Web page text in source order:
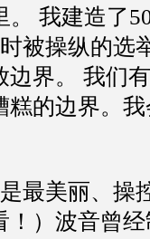
。 我建造了
被操纵的选
界。 我们
糕的边界。
最美丽、操
！）波音曾